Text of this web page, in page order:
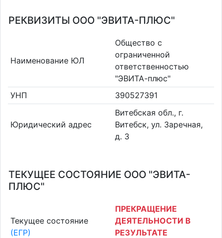
РЕКВИЗИТЫ ООО "ЭВИТА-ПЛЮС"
Наименование ЮЛ
Общество с
ограниченной
ответственностью
"ЭВИТА-плюс"
УНП
390527391
Юридический адрес
Витебская обл., г.
Витебск, ул. Заречная,
д. 3
ТЕКУЩЕЕ СОСТОЯНИЕ ООО "ЭВИТА-
ПЛЮС"
Текущее состояние
(ЕГР)
ПРЕКРАЩЕНИЕ
ДЕЯТЕЛЬНОСТИ В
РЕЗУЛЬТАТЕ